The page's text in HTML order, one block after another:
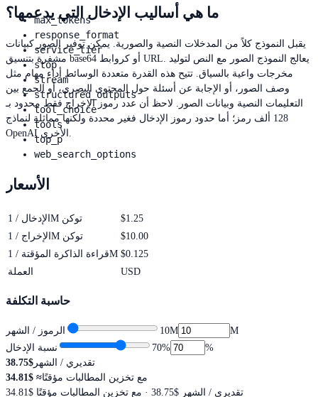
ما هي أساليب الإدخال التي يدعمها؟
يقبل النموذج كلاً من المدخلات النصية والصورية. يمكن توفير الصور كبيانات
مشفرة بتنسيق base64 أو كروابط URL. يعالج النموذج الصور مع النص لتوليد
مخرجات واعية بالسياق. تتيح هذه القدرة متعددة الوسائط أداء مهام مثل
وصف الصور، أو الإجابة عن أسئلة حول المحتوى البصري، أو الجمع بين
التعليمات النصية وبيانات الصور. لاحظ أن عدد رموز الإخراج فقط محدود بـ
128 ألف رمز؛ أما حدود رموز الإدخال فغير محددة ولكنها مماثلة لنماذج
OpenAI الأخرى.
max_tokens
response_format
service_tier
stop
stream
structured_outputs
tool_choice
tools
top_p
web_search_options
الأسعار
الإدخال / 1M توكن
$1.25
الإخراج / 1M توكن
$10.00
قراءة الذاكرة المؤقتة / 1M $0.125
العملة
USD
حاسبة التكلفة
الرموز / الشهر 10M
M
نسبة الإدخال
70%
%
تقديري / الشهر $38.75
مع تخزين المطالبات مؤقتًا≈
$34.81
تقديري / الشهر $38.75 · مع تخزين المطالبات مؤقتًا $34.81